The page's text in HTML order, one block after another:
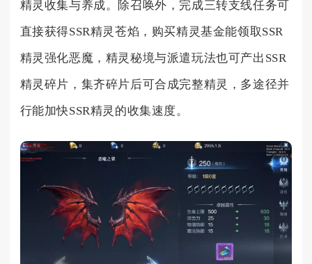
精灵收集与养成。除召唤外，完成三转支线任务可
直接获得SSR精灵苍焰，购买精灵基金能领取SSR
精灵强化恶魔，精灵秘境与派遣玩法也可产出SSR
精灵碎片，集齐碎片后可合成完整精灵，多途径并
行能加快SSR精灵的收集速度。